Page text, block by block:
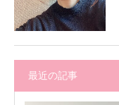
最近の記事